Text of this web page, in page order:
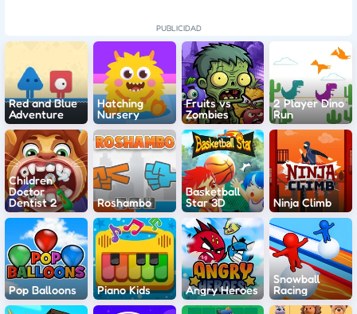
Red and Blue
Adventure
Hatching
Nursery
Fruits vs
Zombies
2 Player Dino
Run
Children
Doctor
Dentist 2
Roshambo
Basketball
Star 3D
Ninja Climb
Pop Balloons Piano Kids Angry Heroes
Snowball
Racing